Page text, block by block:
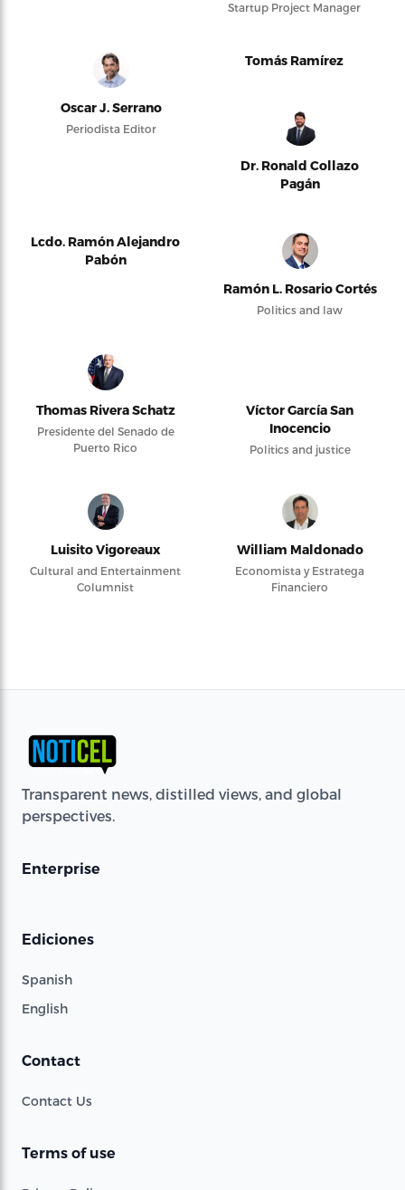
Startup Project Manager
Oscar J. Serrano
Periodista Editor
Tomás Ramírez
Dr. Ronald Collazo
Pagán
Lcdo. Ramón Alejandro
Pabón
Ramón L. Rosario Cortés
Politics and law
Thomas Rivera Schatz
Presidente del Senado de
Puerto Rico
Víctor García San
Inocencio
Politics and justice
Luisito Vigoreaux
Cultural and Entertainment
Columnist
William Maldonado
Economista y Estratega
Financiero
Transparent news, distilled views, and global
perspectives.
Enterprise
Ediciones
Spanish
English
Contact
Contact Us
Terms of use